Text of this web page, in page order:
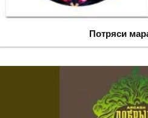
Потряси